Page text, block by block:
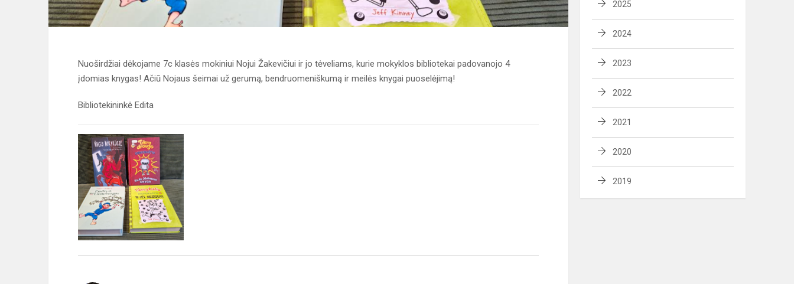
Nuoširdžiai dėkojame 7c klasės mokiniui Nojui Žakevičiui ir jo tėveliams, kurie mokyklos bibliotekai padovanojo 4
įdomias knygas! Ačiū Nojaus šeimai už gerumą, bendruomeniškumą ir meilės knygai puoselėjimą!
Bibliotekininkė Edita
2025
2024
2023
2022
2021
2020
2019